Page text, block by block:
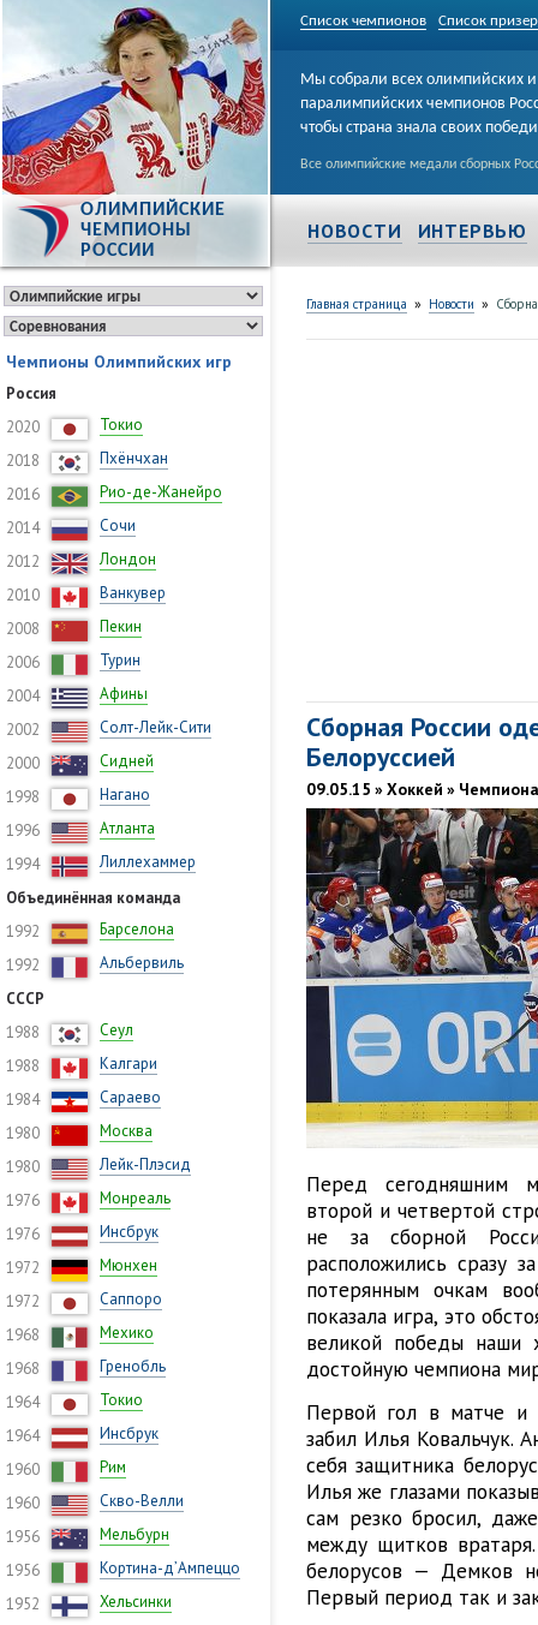
Список чемпионов Список
ОЛИМПИЙСКИЕ
ЧЕМПИОНЫ
РОССИИ
Мы собрали всех олимпийских и
паралимпийских чемпионов
чтобы страна знала своих
Все олимпийские медали сборных
НОВОСТИ ИНТЕРВЬЮ
Чемпионы Олимпийских игр
Россия
2020
Токио
2018
Пхёнчхан
2016
Рио-де-Жанейро
2014
Сочи
2012
Лондон
2010
Ванкувер
2008
Пекин
2006
Турин
2004
Афины
2002
Солт-Лейк-Сити
2000
Сидней
1998
Нагано
1996
Атланта
1994
Лиллехаммер
Объединённая команда
1992
Барселона
1992
Альбервиль
СССР
1988
Сеул
1988
Калгари
1984
Сараево
1980
Москва
1980
Лейк-Плэсид
1976
Монреаль
1976
Инсбрук
1972
Мюнхен
1972
Саппоро
1968
Мехико
1968
Гренобль
1964
Токио
1964
Инсбрук
1960
Рим
1960
Скво-Велли
1956
Мельбурн
1956
Кортина-д’Ампеццо
1952
Хельсинки
Главная страница » Новости »
Сборная России
Белоруссией
09.05.15 » Хоккей »
Перед сегодняшним
второй и четвертой
не за сборной
расположились сразу
потерянным очкам
показала игра, это
великой победы наши
достойную чемпиона
Первой гол в матче и
забил Илья Ковальчук.
себя защитника
Илья же глазами
сам резко бросил,
между щитков
белорусов — Демков
Первый период так и